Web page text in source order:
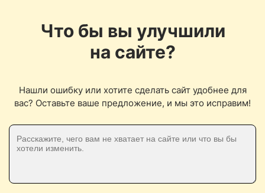
Что бы вы улучшили
на сайте?
Нашли ошибку или хотите сделать сайт удобнее для
вас? Оставьте ваше предложение, и мы это исправим!